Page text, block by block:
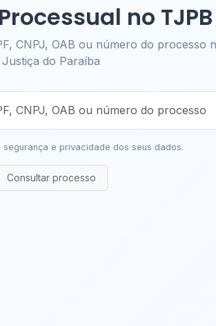
no TJPB
CNPJ, OAB ou número do processo
Justiça do Paraíba
segurança e privacidade dos seus dados.
Consultar processo